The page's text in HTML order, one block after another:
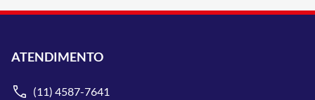
ATENDIMENTO
(11) 4587-7641